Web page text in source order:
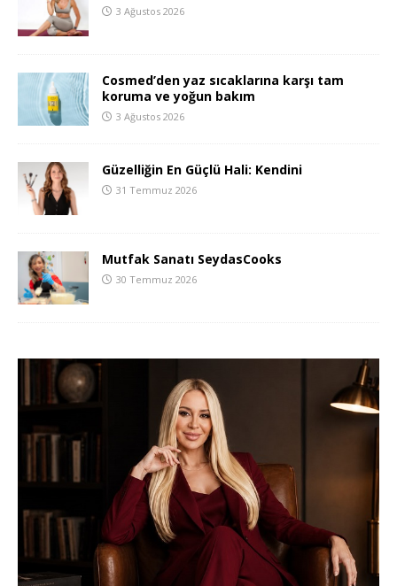
3 Ağustos 2026
Cosmed’den yaz sıcaklarına karşı tam
koruma ve yoğun bakım
3 Ağustos 2026
Güzelliğin En Güçlü Hali: Kendini
31 Temmuz 2026
Mutfak Sanatı SeydasCooks
30 Temmuz 2026